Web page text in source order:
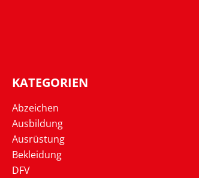
KATEGORIEN
Abzeichen
Ausbildung
Ausrüstung
Bekleidung
DFV